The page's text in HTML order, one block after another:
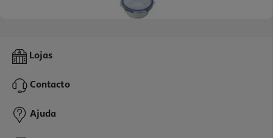
Caixa Em Vidro Redonda Actuel Hermética Com Válvula 0.92l
5,49 €
Lojas
Contacto
Ajuda